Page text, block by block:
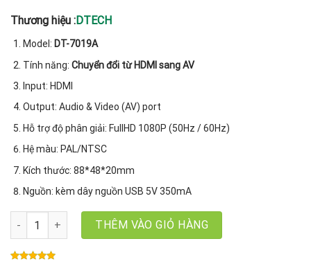
580.000₫.
Thương hiệu :DTECH
Model: DT-7019A
Tính năng:Chuyển đổi từ HDMI sang AV
Input: HDMI
Output: Audio & Video (AV) port
Hỗ trợ độ phân giải: FullHD 1080P (50Hz / 60Hz)
Hệ màu: PAL/NTSC
Kích thước: 88*48*20mm
Nguồn: kèm dây nguồn USB 5V 350mA
Bộ chuyển HDMI sang AV Dtech DT-7019A, Hỗ trợ PAL/NTSC
THÊM VÀO GIỎ HÀNG